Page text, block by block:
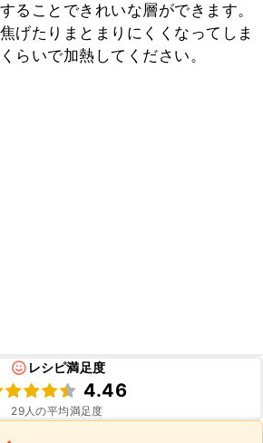
ることできれいな層ができます。
げたりまとまりにくくなってしま
らいで加熱してください。
レシピ満足度
4.46
29人の平均満足度